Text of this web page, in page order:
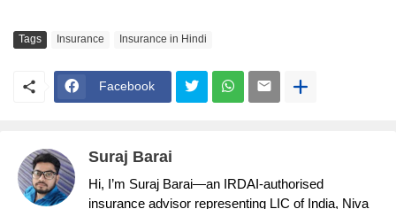
Tags Insurance Insurance in Hindi
Facebook
Suraj Barai
Hi, I’m Suraj Barai—an IRDAI-authorised
insurance advisor representing LIC of India, Niva